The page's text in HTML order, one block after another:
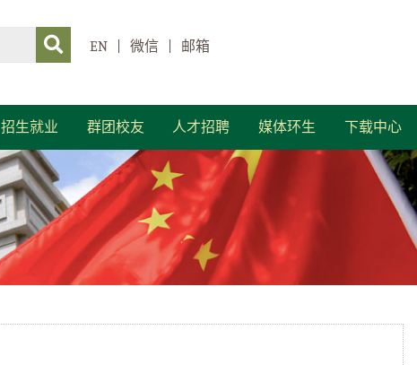
EN 微信 邮箱
招生就业 群团校友 人才招聘 媒体环生 下载中心